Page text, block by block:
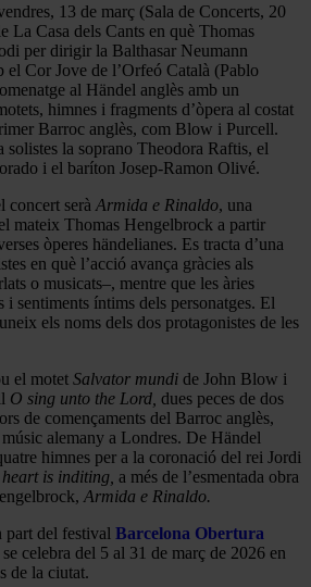
13 de març (Sala de Concerts, 20
La Casa dels Cants en què Thomas
per dirigir la Balthasar Neumann
el Cor Jove de l’Orfeó Català (Pablo
al Händel anglès amb un
himnes i fragments d’òpera al costat
Barroc anglès, com Blow i Purcell.
solistes la soprano Theodora Raftis, el
i el baríton Josep-Ramon Olivé.
concert serà Armida e Rinaldo, una
mateix Thomas Hengelbrock a partir
òperes händelianes. Es tracta d’una
en què l’acció avança gràcies als
o musicats–, mentre que les àries
i sentiments íntims dels personatges. El
els noms dels dos protagonistes de les
el motet Salvator mundi de John Blow i
O sing unto the Lord, dues peces de dos
de començaments del Barroc anglès,
alemany a Londres. De Händel
himnes per a la coronació del rei Jordi
is inditing, a més de l’esmentada obra
Armida e Rinaldo.
part del festival Barcelona Obertura
se celebra del 5 al 31 de març de 2026 en
de la ciutat.